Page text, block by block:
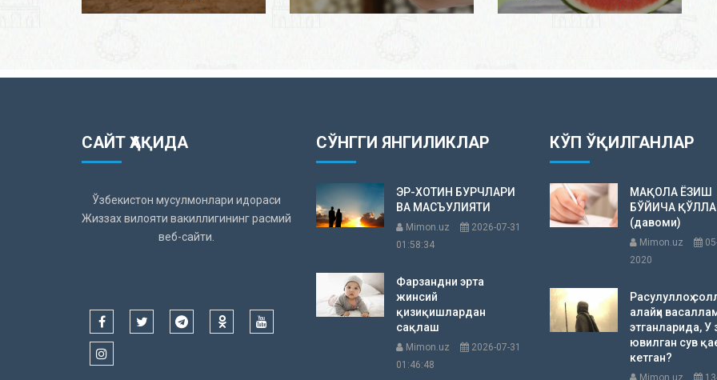
САЙТ ҲАҚИДА
Ўзбекистон мусулмонлари идораси
Жиззах вилояти вакиллигининг расмий
веб-сайти.
СЎНГГИ ЯНГИЛИКЛАР
ЭР-ХОТИН БУРЧЛАРИ
ВА МАСЪУЛИЯТИ
Mimon.uz
2026-07-31
01:58:34
Фарзандни эрта
жинсий
қизиқишлардан
сақлаш
Mimon.uz
2026-07-31
01:46:48
КЎП ЎҚИЛГАНЛАР
МАҚОЛА ЁЗИШ
БЎЙИЧА
(давоми)
Mimon.uz
2020
Расулуллоҳ
алайҳи
этганларида, У
ювилган сув
кетган?
Mimon.uz